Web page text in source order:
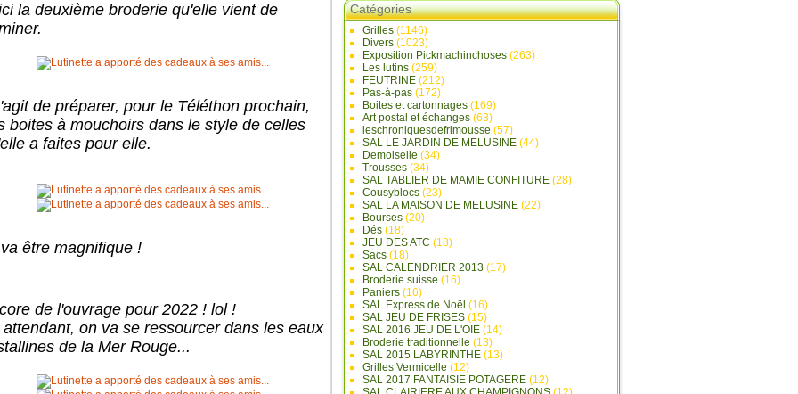
la deuxième broderie qu'elle vient de
de préparer, pour le Téléthon prochain,
boites à mouchoirs dans le style de celles
a faites pour elle.
être magnifique !
de l'ouvrage pour 2022 ! lol !
attendant, on va se ressourcer dans les eaux
de la Mer Rouge...
Catégories
Grilles (1146)
Divers (1023)
Exposition Pickmachinchoses (263)
Les lutins (259)
FEUTRINE (212)
Pas-à-pas (172)
Boites et cartonnages (169)
Art postal et échanges (63)
leschroniquesdefrimousse (57)
SAL LE JARDIN DE MELUSINE (44)
Demoiselle (34)
Trousses (34)
SAL TABLIER DE MAMIE CONFITURE (28)
Cousyblocs (23)
SAL LA MAISON DE MELUSINE (22)
Bourses (20)
Dés (18)
JEU DES ATC (18)
Sacs (18)
SAL CALENDRIER 2013 (17)
Broderie suisse (16)
Paniers (16)
SAL Express de Noël (16)
SAL JEU DE FRISES (15)
SAL 2016 JEU DE L'OIE (14)
Broderie traditionnelle (13)
SAL 2015 LABYRINTHE (13)
Grilles Vermicelle (12)
SAL 2017 FANTAISIE POTAGERE (12)